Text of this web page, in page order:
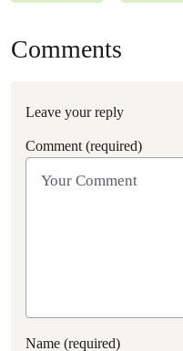
Comments
Leave your reply
Comment (required)
Name (required)